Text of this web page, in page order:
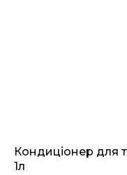
Кондиціонер для
1л